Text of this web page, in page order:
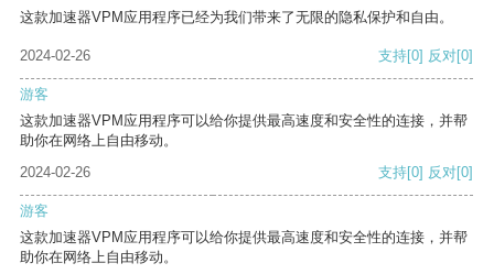
这款加速器VPM应用程序已经为我们带来了无限的隐私保护和自由。
2024-02-26 支持[0] 反对[0]
游客
这款加速器VPM应用程序可以给你提供最高速度和安全性的连接，并帮
助你在网络上自由移动。
2024-02-26
支持[0] 反对[0]
游客
这款加速器VPM应用程序可以给你提供最高速度和安全性的连接，并帮
助你在网络上自由移动。